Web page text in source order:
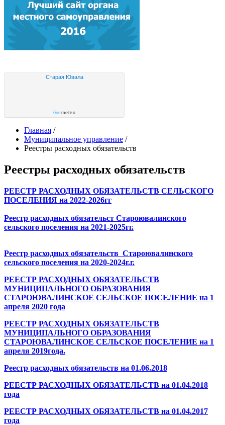
Старая Ювала
Gismeteo
Главная /
Муниципальное управление /
Реестры расходных обязательств
Реестры расходных обязательств
РЕЕСТР РАСХОДНЫХ ОБЯЗАТЕЛЬСТВ СЕЛЬСКОГО
ПОСЕЛЕНИЯ на 2022-2026гг
Реестр расходных обязательст Староювалинского
сельского поселения на 2021-2025гг.
Реестр расходных обязательств Староювалинского
сельского поселения на 2020-2024г.г.
РЕЕСТР РАСХОДНЫХ ОБЯЗАТЕЛЬСТВ
МУНИЦИПАЛЬНОГО ОБРАЗОВАНИЯ
СТАРОЮВАЛИНСКОЕ СЕЛЬСКОЕ ПОСЕЛЕНИЕ на 1
апреля 2020 года
РЕЕСТР РАСХОДНЫХ ОБЯЗАТЕЛЬСТВ
МУНИЦИПАЛЬНОГО ОБРАЗОВАНИЯ
СТАРОЮВАЛИНСКОЕ СЕЛЬСКОЕ ПОСЕЛЕНИЕ на 1
апреля 2019года.
Реестр расходных обязательств на 01.06.2018
РЕЕСТР РАСХОДНЫХ ОБЯЗАТЕЛЬСТВ на 01.04.2018
года
РЕЕСТР РАСХОДНЫХ ОБЯЗАТЕЛЬСТВ на 01.04.2017
года